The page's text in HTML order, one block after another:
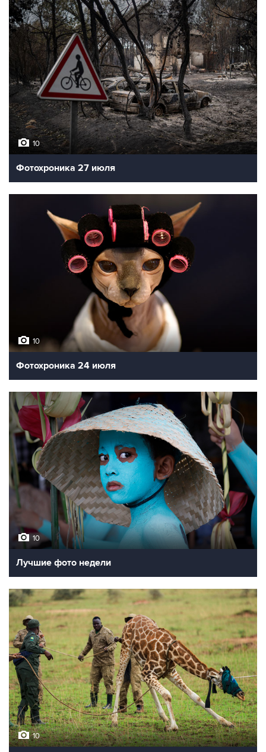
10
Фотохроника 27 июля
10
Фотохроника 24 июля
10
Лучшие фото недели
10